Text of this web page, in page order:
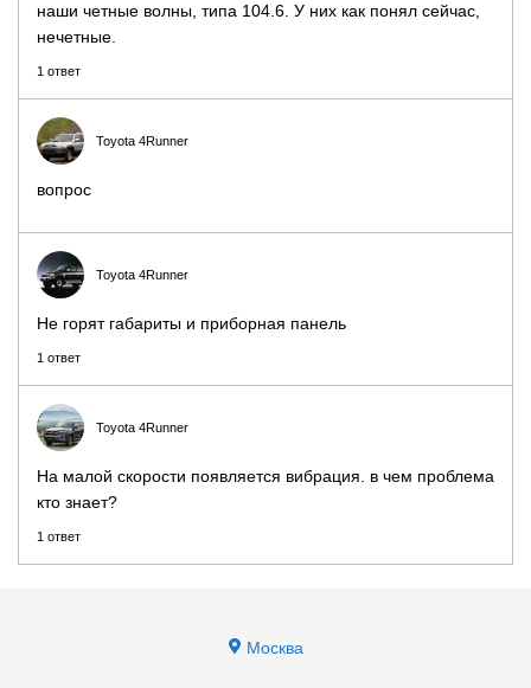
наши четные волны, типа 104.6. У них как понял сейчас,
нечетные.
1 ответ
Toyota 4Runner
вопрос
Toyota 4Runner
Не горят габариты и приборная панель
1 ответ
Toyota 4Runner
На малой скорости появляется вибрация. в чем проблема
кто знает?
1 ответ
Москва